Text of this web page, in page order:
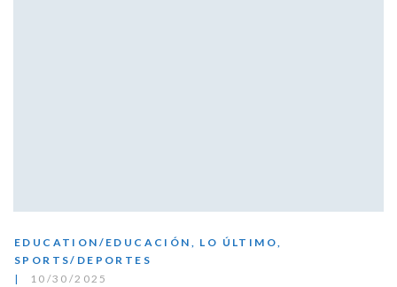
EDUCATION/EDUCACIÓN LO ÚLTIMO
SPORTS/DEPORTES
10/30/2025